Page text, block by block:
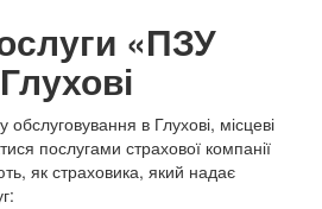
«ПЗУ
обслуговування в Глухові, місцеві
послугами страхової компанії
як страховика, який надає